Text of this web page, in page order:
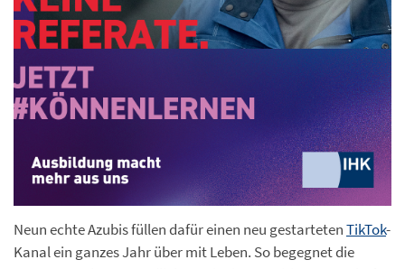
Neun echte Azubis füllen dafür einen neu gestartetenTikTok-
Kanal ein ganzes Jahr über mit Leben. So begegnet die